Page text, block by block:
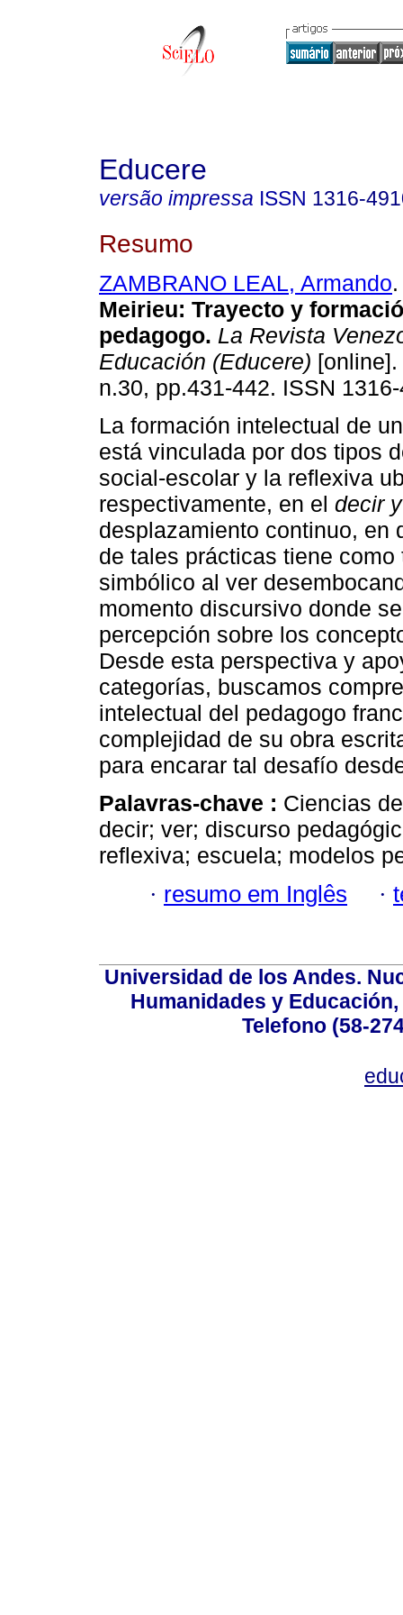
Educere
versão impressa ISSN 1316-
Resumo
ZAMBRANO LEAL, Armando.
Meirieu: Trayecto y
pedagogo. La Revista
Educación (Educere)
n.30, pp.431-442. ISSN
La formación intelectual de
está vinculada por dos tipos
social-escolar y la reflexiva
respectivamente, en el decir
desplazamiento continuo, en
de tales prácticas tiene como
simbólico al ver
momento discursivo donde
percepción sobre los
Desde esta perspectiva y
categorías, buscamos
intelectual del pedagogo
complejidad de su obra
para encarar tal desafío
Palavras-chave : Ciencias
decir; ver; discurso
reflexiva; escuela; modelos
· resumo em Inglês ·
Universidad de los Andes.
Humanidades y
Telefono (58-